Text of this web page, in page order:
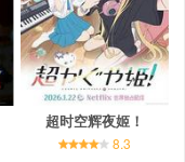
超时空辉夜姬！
8.3